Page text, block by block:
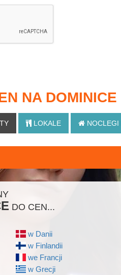
NA DOMINICE
LOKALE NOCLEGI
DO CEN...
w Danii
w Finlandii
we Francji
w Grecji